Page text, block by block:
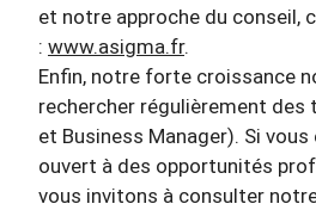
et notre approche du conseil,
: www.asigma.fr.
Enfin, notre forte croissance
rechercher régulièrement
et Business Manager). Si
ouvert à des opportunités
vous invitons à consulter